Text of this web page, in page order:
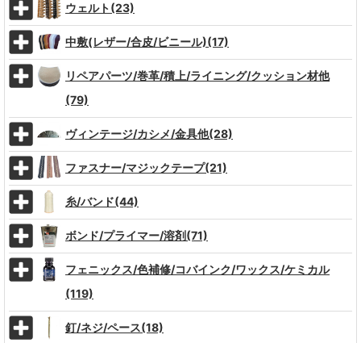
ウェルト(23)
中敷(レザー/合皮/ビニール)(17)
リペアパーツ/巻革/積上/ライニング/クッション材他
(79)
ヴィンテージ/カシメ/金具他(28)
ファスナー/マジックテープ(21)
糸/バンド(44)
ボンド/プライマー/溶剤(71)
フェニックス/色補修/コバインク/ワックス/ケミカル
(119)
釘/ネジ/ペース(18)